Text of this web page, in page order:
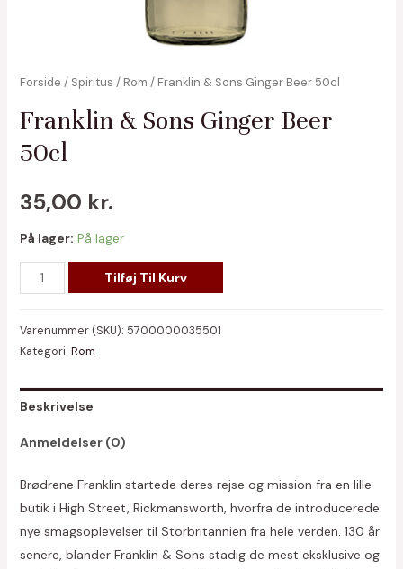
Forside / Spiritus / Rom / Franklin & Sons Ginger Beer 50cl
Franklin & Sons Ginger Beer
50cl
35,00 kr.
På lager: På lager
Franklin
&
Ginger
50cl
antal
Tilføj Til Kurv
Varenummer (SKU): 5700000035501
Kategori: Rom
Beskrivelse
Anmeldelser (0)
Brødrene Franklin startede deres rejse og mission fra en lille
butik i High Street, Rickmansworth, hvorfra de introducerede
nye smagsoplevelser til Storbritannien fra hele verden. 130 år
senere, blander Franklin & Sons stadig de mest eksklusive og